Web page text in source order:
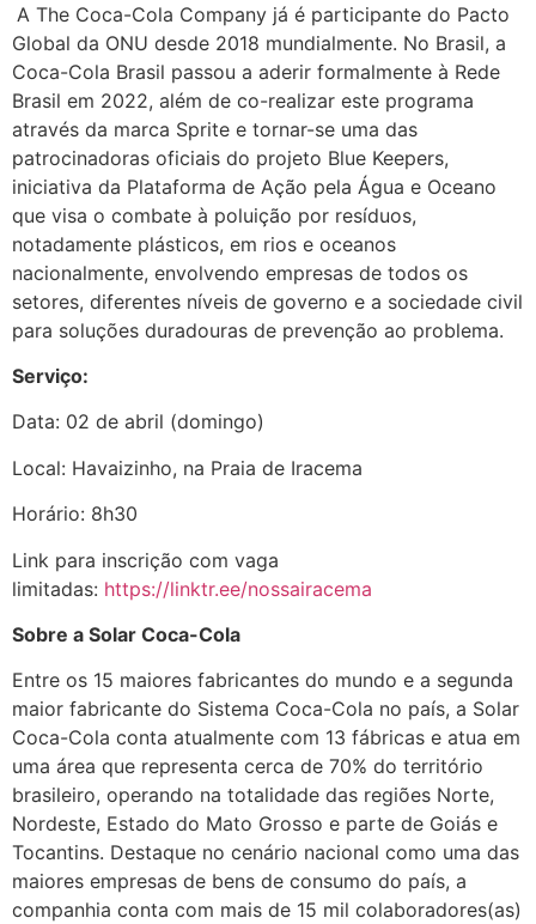
A The Coca-Cola Company já é participante do Pacto
Global da ONU desde 2018 mundialmente. No Brasil, a
Coca-Cola Brasil passou a aderir formalmente à Rede
Brasil em 2022, além de co-realizar este programa
através da marca Sprite e tornar-se uma das
patrocinadoras oficiais do projeto Blue Keepers,
iniciativa da Plataforma de Ação pela Água e Oceano
que visa o combate à poluição por resíduos,
notadamente plásticos, em rios e oceanos
nacionalmente, envolvendo empresas de todos os
setores, diferentes níveis de governo e a sociedade civil
para soluções duradouras de prevenção ao problema.
Serviço:
Data: 02 de abril (domingo)
Local: Havaizinho, na Praia de Iracema
Horário: 8h30
Link para inscrição com vaga
limitadas: https://linktr.ee/nossairacema
Sobre a Solar Coca-Cola
Entre os 15 maiores fabricantes do mundo e a segunda
maior fabricante do Sistema Coca-Cola no país, a Solar
Coca-Cola conta atualmente com 13 fábricas e atua em
uma área que representa cerca de 70% do território
brasileiro, operando na totalidade das regiões Norte,
Nordeste, Estado do Mato Grosso e parte de Goiás e
Tocantins. Destaque no cenário nacional como uma das
maiores empresas de bens de consumo do país, a
companhia conta com mais de 15 mil colaboradores(as)